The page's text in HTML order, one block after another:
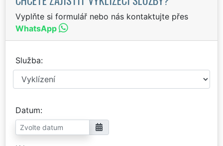
Vyplňte si formulář nebo nás kontaktujte přes
WhatsApp
Služba
Datum